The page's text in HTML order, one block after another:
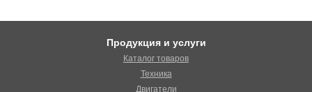
Продукция и услуги
Каталог товаров
Техника
Двигатели